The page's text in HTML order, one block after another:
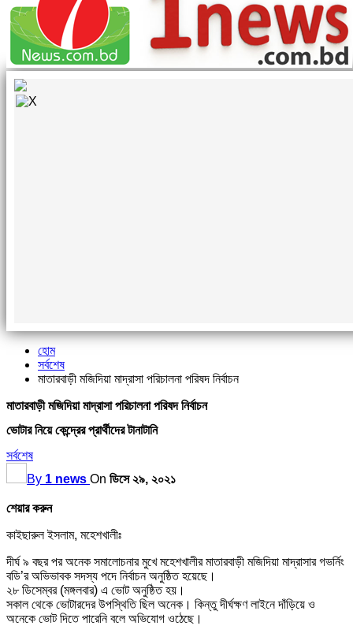
হোম
সর্বশেষ
মাতারবাড়ী মজিদিয়া মাদ্রাসা পরিচালনা পরিষদ নির্বাচন
মাতারবাড়ী মজিদিয়া মাদ্রাসা পরিচালনা পরিষদ নির্বাচন
ভোটার নিয়ে কেন্দ্রের প্রার্থীদের টানাটানি
সর্বশেষ
By 1 news On ডিসে ২৯, ২০২১
শেয়ার করুন
কাইছারুল ইসলাম, মহেশখালীঃ
দীর্ঘ ৯ বছর পর অনেক সমালোচনার মুখে মহেশখালীর মাতারবাড়ী মজিদিয়া মাদ্রাসার গভর্নিং
বডি’র অভিভাবক সদস্য পদে নির্বাচন অনুষ্ঠিত হয়েছে।
২৮ ডিসেম্বর (মঙ্গলবার) এ ভোট অনুষ্ঠিত হয়।
সকাল থেকে ভোটারদের উপস্থিতি ছিল অনেক। কিন্তু দীর্ঘক্ষণ লাইনে দাঁড়িয়ে ও
অনেকে ভোট দিতে পারেনি বলে অভিযোগ ওঠেছে।